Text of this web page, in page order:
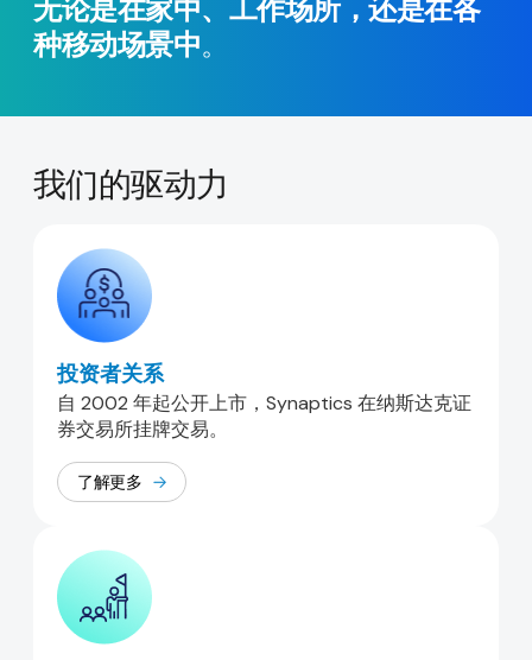
无论是在家中、工作场所，还是在各
种移动场景中。
我们的驱动力
投资者关系
自 2002 年起公开上市，Synaptics 在纳斯达克证
券交易所挂牌交易。
了解更多